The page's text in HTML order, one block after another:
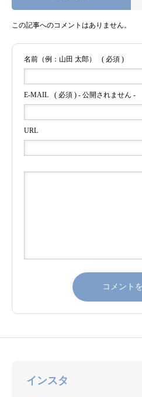
この記事へのコメントはありません。
名前（例：山田 太郎） ( 必須 )
E-MAIL ( 必須 ) - 公開されません -
URL
インスタ